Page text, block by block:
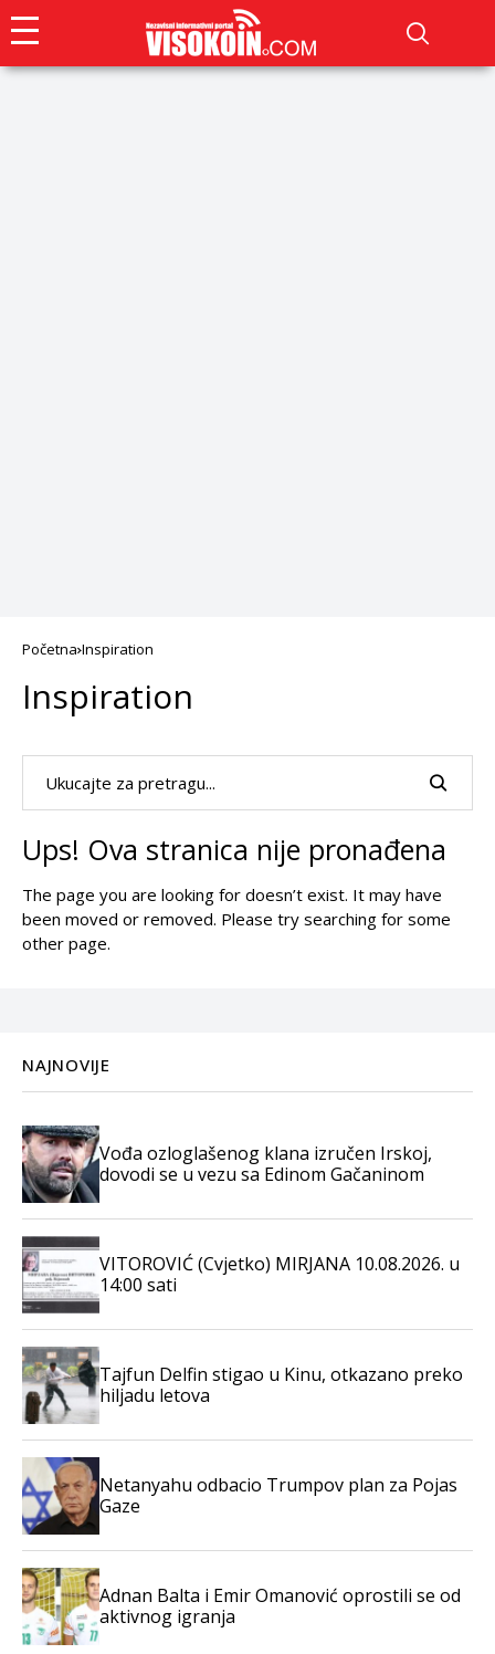
Početna Inspiration
Inspiration
Ups! Ova stranica nije pronađena
The page you are looking for doesn’t exist. It may have
been moved or removed. Please try searching for some
other page.
NAJNOVIJE
Vođa ozloglašenog klana izručen Irskoj,
dovodi se u vezu sa Edinom Gačaninom
VITOROVIĆ (Cvjetko) MIRJANA 10.08.2026. u
14:00 sati
Tajfun Delfin stigao u Kinu, otkazano preko
hiljadu letova
Netanyahu odbacio Trumpov plan za Pojas
Gaze
Adnan Balta i Emir Omanović oprostili se od
aktivnog igranja